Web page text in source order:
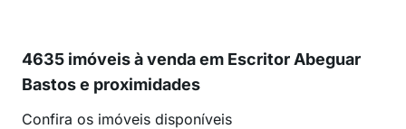
4635 imóveis à venda em Escritor Abeguar
Bastos e proximidades
Confira os imóveis disponíveis